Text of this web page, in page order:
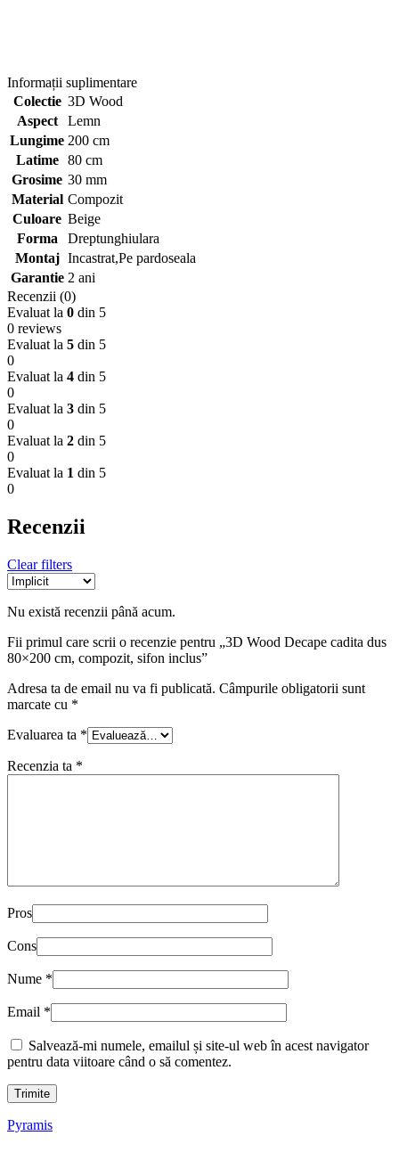
Informații suplimentare
Colectie 3D Wood
Aspect
Lemn
Lungime 200 cm
Latime
80 cm
Grosime 30 mm
Material Compozit
Culoare Beige
Forma
Dreptunghiulara
Montaj Incastrat,Pe pardoseala
Garantie 2 ani
Recenzii (0)
Evaluat la 0 din 5
0 reviews
Evaluat la 5 din 5
0
Evaluat la 4 din 5
0
Evaluat la 3 din 5
0
Evaluat la 2 din 5
0
Evaluat la 1 din 5
0
Recenzii
Clear filters
Nu există recenzii până acum.
Fii primul care scrii o recenzie pentru „3D Wood Decape cadita dus
80×200 cm, compozit, sifon inclus”
Adresa ta de email nu va fi publicată. Câmpurile obligatorii sunt
marcate cu *
Evaluarea ta *
Recenzia ta *
Pros
Cons
Nume *
Email *
Salvează-mi numele, emailul și site-ul web în acest navigator
pentru data viitoare când o să comentez.
Pyramis